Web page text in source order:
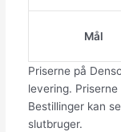
Mål
Priserne på
levering. Priserne
Bestillinger kan
slutbruger.